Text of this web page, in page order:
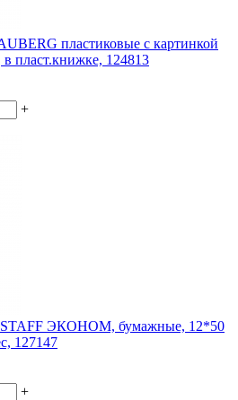
пластиковые с картинкой
пласт.книжке, 124813
+
STAFF ЭКОНОМ, бумажные, 12*50
127147
+